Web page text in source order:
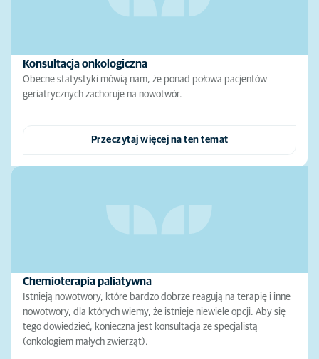
Konsultacja onkologiczna
Obecne statystyki mówią nam, że ponad połowa pacjentów
geriatrycznych zachoruje na nowotwór.
Przeczytaj więcej na ten temat
Chemioterapia paliatywna
Istnieją nowotwory, które bardzo dobrze reagują na terapię i inne
nowotwory, dla których wiemy, że istnieje niewiele opcji. Aby się
tego dowiedzieć, konieczna jest konsultacja ze specjalistą
(onkologiem małych zwierząt).